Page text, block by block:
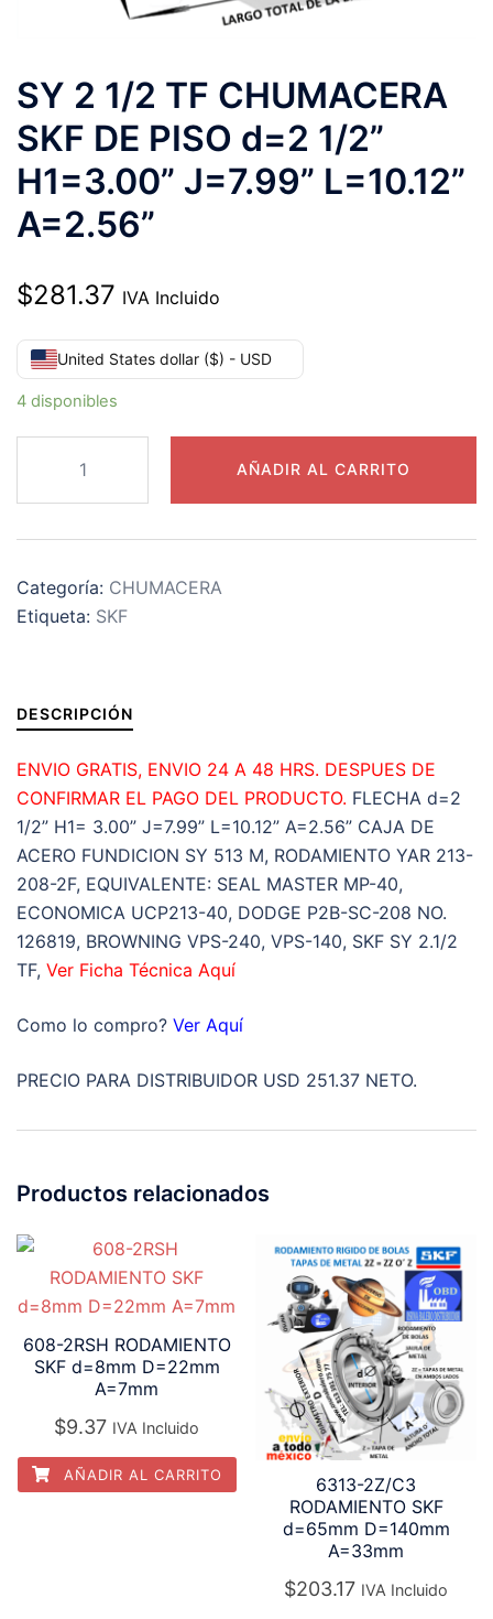
SY 2 1/2 TF CHUMACERA
SKF DE PISO d=2 1/2”
H1=3.00” J=7.99” L=10.12”
A=2.56”
$281.37 IVA Incluido
United States dollar ($) - USD
4 disponibles
1/2
TF
SKF
DE
1/2”
H1=3.00”
J=7.99”
L=10.12”
A=2.56”
cantidad
AÑADIR AL CARRITO
Categoría: CHUMACERA
Etiqueta: SKF
DESCRIPCIÓN
ENVIO GRATIS, ENVIO 24 A 48 HRS. DESPUES DE
CONFIRMAR EL PAGO DEL PRODUCTO. FLECHA d=2
1/2” H1= 3.00” J=7.99” L=10.12” A=2.56” CAJA DE
ACERO FUNDICION SY 513 M, RODAMIENTO YAR 213-
208-2F, EQUIVALENTE: SEAL MASTER MP-40,
ECONOMICA UCP213-40, DODGE P2B-SC-208 NO.
126819, BROWNING VPS-240, VPS-140, SKF SY 2.1/2
TF, Ver Ficha Técnica Aquí
Como lo compro? Ver Aquí
PRECIO PARA DISTRIBUIDOR USD 251.37 NETO.
Productos relacionados
608-2RSH RODAMIENTO
SKF d=8mm D=22mm
A=7mm
$9.37 IVA Incluido
AÑADIR AL CARRITO
6313-2Z/C3
RODAMIENTO SKF
d=65mm D=140mm
A=33mm
$203.17 IVA Incluido